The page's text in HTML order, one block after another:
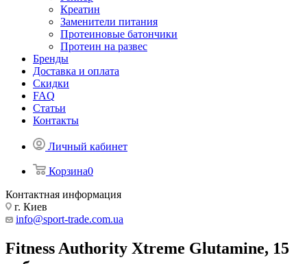
Креатин
Заменители питания
Протеиновые батончики
Протеин на развес
Бренды
Доставка и оплата
Скидки
FAQ
Статьи
Контакты
Личный кабинет
Корзина0
Контактная информация
г. Киев
info@sport-trade.com.ua
Fitness Authority Xtreme Glutamine, 15